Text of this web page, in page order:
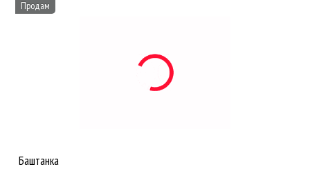
Продам
Баштанка